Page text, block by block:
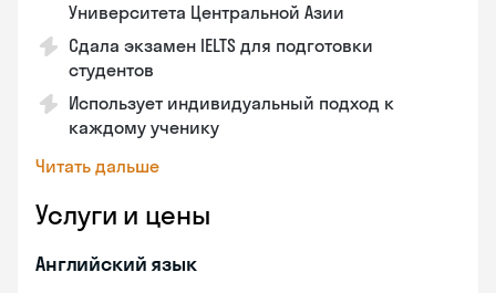
Университета Центральной Азии
Сдала экзамен IELTS для подготовки
студентов
Использует индивидуальный подход к
каждому ученику
Читать дальше
Услуги и цены
Английский язык